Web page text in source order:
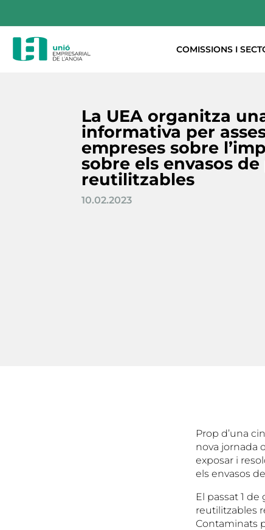
COMISSIONS I
La UEA organitza
informativa per
empreses sobre
sobre els envasos
reutilitzables
10.02.2023
Prop d’una
nova jornada
exposar i
els envasos
El passat 1
reutilitzables
Contaminats